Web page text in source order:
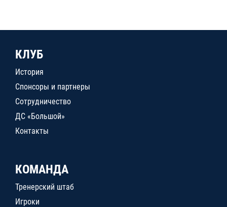
КЛУБ
История
Спонсоры и партнеры
Сотрудничество
ДС «Большой»
Контакты
КОМАНДА
Тренерский штаб
Игроки